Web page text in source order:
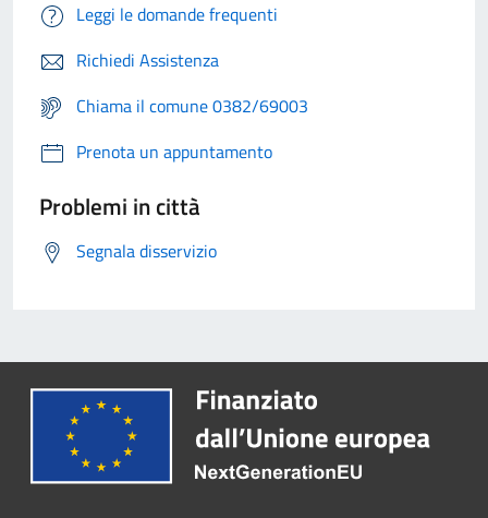
Leggi le domande frequenti
Richiedi Assistenza
Chiama il comune 0382/69003
Prenota un appuntamento
Problemi in città
Segnala disservizio